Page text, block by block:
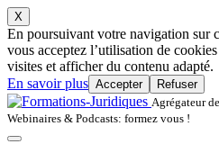
X
En poursuivant votre navigation sur
vous acceptez l’utilisation de
visites et afficher du contenu adapté.
En savoir plus Accepter
Refuser
Agrégateur
Webinaires & Podcasts: formez vous !